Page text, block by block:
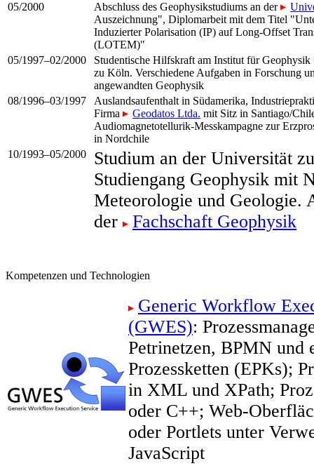
05/2000 Abschluss des Geophysikstudiums an der
Auszeichnung", Diplomarbeit mit dem Titel
Induzierter Polarisation (IP) auf Long-Offset
(LOTEM)"
05/1997–02/2000
Studentische Hilfskraft am Institut für
zu Köln. Verschiedene Aufgaben in Forschung
angewandten Geophysik
08/1996–03/1997
Auslandsaufenthalt in Südamerika,
Firma
Geodatos Ltda. mit Sitz in Santiago/
Audiomagnetotellurik-Messkampagne zur
in Nordchile
10/1993–05/2000
Studium an der Universität
Studiengang Geophysik mit
Meteorologie und Geologie.
der
Fachschaft Geophysik
Kompetenzen und Technologien
Generic Workflow
(GWES):
Petrinetzen, BPMN und
Prozessketten (EPKs);
in XML und XPath;
oder C++; Web-
oder Portlets unter
JavaScript